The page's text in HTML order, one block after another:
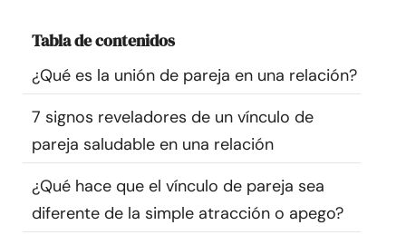
Encuentra un terapeuta
Idioma
Sobre nosotros Contáctanos Escríbenos
Publicidad con
nosotros
Tabla de contenidos
¿Qué es la unión de pareja en una relación?
7 signos reveladores de un vínculo de
pareja saludable en una relación
¿Qué hace que el vínculo de pareja sea
diferente de la simple atracción o apego?